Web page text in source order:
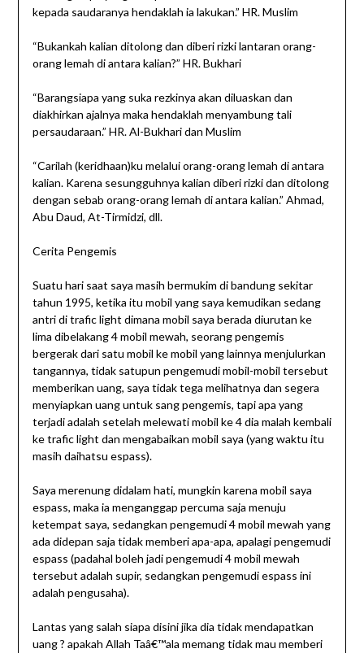
kepada saudaranya hendaklah ia lakukan.” HR. Muslim
“Bukankah kalian ditolong dan diberi rizki lantaran orang-
orang lemah di antara kalian?” HR. Bukhari
“Barangsiapa yang suka rezkinya akan diluaskan dan
diakhirkan ajalnya maka hendaklah menyambung tali
persaudaraan.” HR. Al-Bukhari dan Muslim
“Carilah (keridhaan)ku melalui orang-orang lemah di antara
kalian. Karena sesungguhnya kalian diberi rizki dan ditolong
dengan sebab orang-orang lemah di antara kalian.” Ahmad,
Abu Daud, At-Tirmidzi, dll.
Cerita Pengemis
Suatu hari saat saya masih bermukim di bandung sekitar
tahun 1995, ketika itu mobil yang saya kemudikan sedang
antri di trafic light dimana mobil saya berada diurutan ke
lima dibelakang 4 mobil mewah, seorang pengemis
bergerak dari satu mobil ke mobil yang lainnya menjulurkan
tangannya, tidak satupun pengemudi mobil-mobil tersebut
memberikan uang, saya tidak tega melihatnya dan segera
menyiapkan uang untuk sang pengemis, tapi apa yang
terjadi adalah setelah melewati mobil ke 4 dia malah kembali
ke trafic light dan mengabaikan mobil saya (yang waktu itu
masih daihatsu espass).
Saya merenung didalam hati, mungkin karena mobil saya
espass, maka ia menganggap percuma saja menuju
ketempat saya, sedangkan pengemudi 4 mobil mewah yang
ada didepan saja tidak memberi apa-apa, apalagi pengemudi
espass (padahal boleh jadi pengemudi 4 mobil mewah
tersebut adalah supir, sedangkan pengemudi espass ini
adalah pengusaha).
Lantas yang salah siapa disini jika dia tidak mendapatkan
uang ? apakah Allah Taâ€™ala memang tidak mau memberi